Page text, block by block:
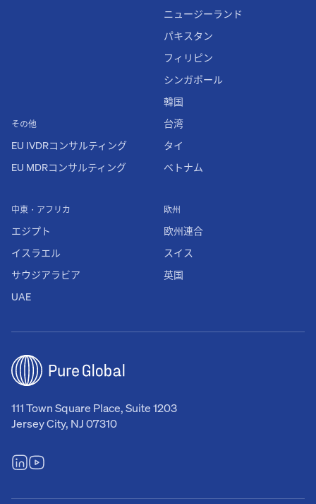
111 Town Square Place, Suite 1203
Jersey City, NJ 07310
その他
EU IVDRコンサルティング
EU MDRコンサルティング
欧州
欧州連合
スイス
英国
中東・アフリカ
エジプト
イスラエル
サウジアラビア
UAE
ニュージーランド
パキスタン
フィリピン
シンガポール
韓国
台湾
タイ
ベトナム